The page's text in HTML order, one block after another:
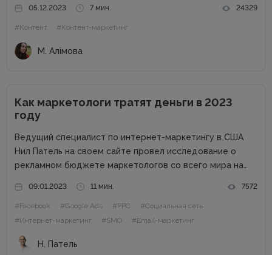
несколько размытая, но все же ясная – мне
предлагалась позиция...
05.12.2023 7 мин. 24329
#Контент #Контент-маркетинг
М. Алімова
Как маркетологи тратят деньги в 2023
году
Ведущий специалист по интернет-маркетингу в США
Нил Патель на своем сайте провел исследование о
рекламном бюджете маркетологов со всего мира на
подвешенном состоянии из-за набирающей обороты
инфляции, войны, роста процентных ставок и других
факторов,...
09.01.2023 11 мин. 7572
#Facebook #Google Ads #PPC
#Социальная сеть
#Интернет-маркетинг
#SMO #Email-маркетинг
Н. Патель